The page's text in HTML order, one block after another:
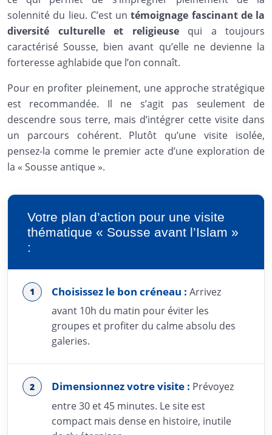
solennité du lieu. C’est untémoignage fascinant de la
diversité culturelle et religieusequi a toujours
caractérisé Sousse, bien avant qu’elle ne devienne la
forteresse aghlabide que l’on connaît.
Pour en profiter pleinement, une approche stratégique
est recommandée. Il ne s’agit pas seulement de
descendre sous terre, mais d’intégrer cette visite dans
un parcours cohérent. Plutôt qu’une visite isolée,
pensez-la comme le premier acte d’une exploration de
la « Sousse antique ».
Votre plan d’action pour une visite
thématique « Sousse avant l’Islam »
:
Choisissez le bon créneau : Arrivez
avant 10h du matin pour éviter les
groupes et profiter du calme absolu des
galeries.
Dimensionnez votre visite : Prévoyez
entre 30 et 45 minutes. Le site est
compact mais dense en histoire, inutile